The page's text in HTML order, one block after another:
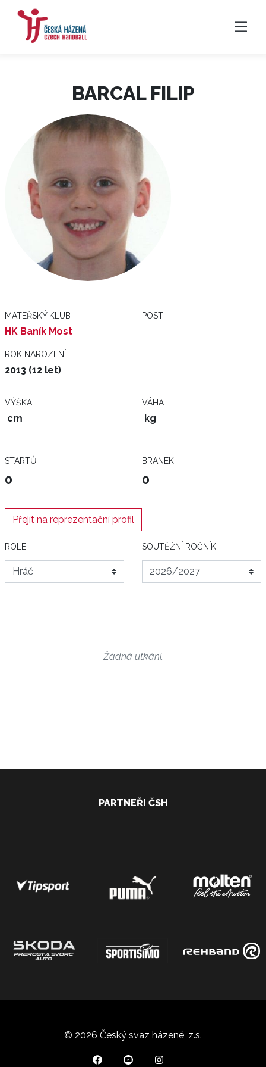
BARCAL FILIP
MATEŘSKÝ KLUB
HK Baník Most
POST
ROK NAROZENÍ
2013 (12 let)
VÝŠKA
cm
VÁHA
kg
STARTŮ
0
BRANEK
0
Přejít na reprezentační profil
ROLE SOUTĚŽNÍ ROČNÍK
Žádná utkání.
PARTNEŘI ČSH
© 2026 Český svaz házené, z.s.